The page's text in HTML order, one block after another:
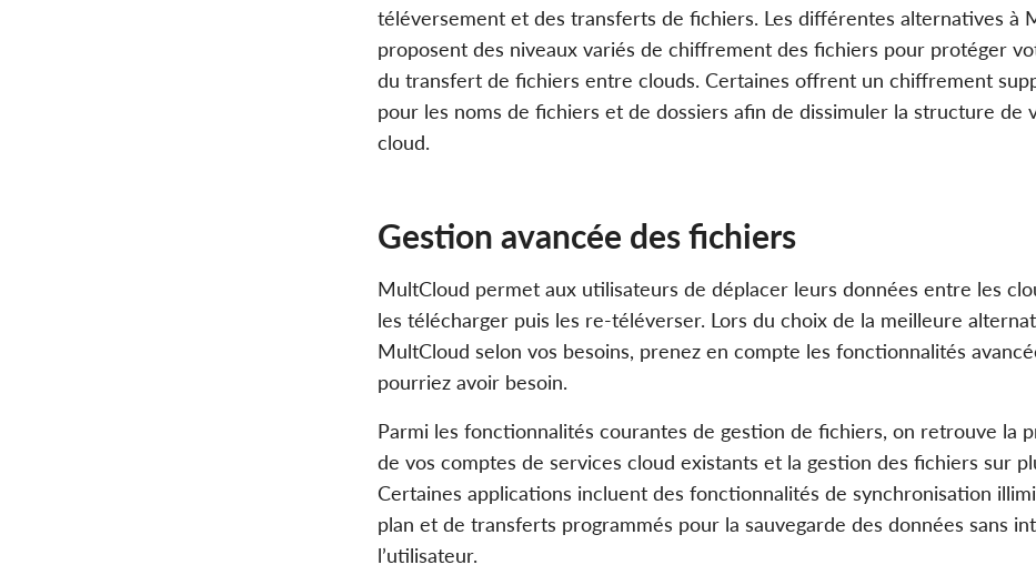
téléversement et des transferts de fichiers. Les différentes alternatives à
proposent des niveaux variés de chiffrement des fichiers pour protéger
du transfert de fichiers entre clouds. Certaines offrent un chiffrement
pour les noms de fichiers et de dossiers afin de dissimuler la structure de
cloud.
Gestion avancée des fichiers
MultCloud permet aux utilisateurs de déplacer leurs données entre les
les télécharger puis les re-téléverser. Lors du choix de la meilleure
MultCloud selon vos besoins, prenez en compte les fonctionnalités
pourriez avoir besoin.
Parmi les fonctionnalités courantes de gestion de fichiers, on retrouve la
de vos comptes de services cloud existants et la gestion des fichiers sur
Certaines applications incluent des fonctionnalités de synchronisation
plan et de transferts programmés pour la sauvegarde des données sans
l’utilisateur.